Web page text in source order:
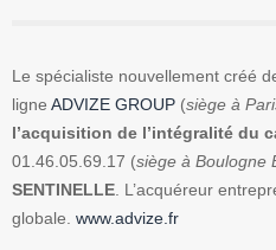
Le spécialiste nouvellement créé
ligne ADVIZE GROUP (siège à
l’acquisition de l’intégralité du
01.46.05.69.17 (siège à Boulogne
SENTINELLE. L’acquéreur
globale. www.advize.fr